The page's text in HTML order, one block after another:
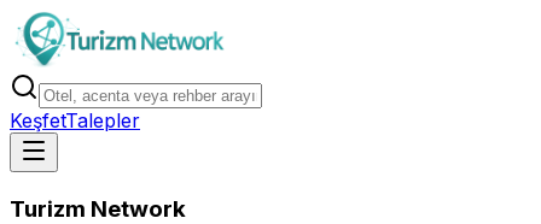
KeşfetTalepler
Turizm Network